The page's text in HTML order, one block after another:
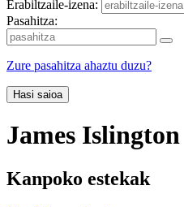
Erabiltzaile-izena:
Pasahitza:
Zure pasahitza ahaztu duzu?
Hasi saioa
James Islington
Kanpoko estekak